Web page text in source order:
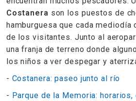
Costanera son los puestos de
hamburguesa que cada
de los visitantes. Junto al
una franja de terreno donde
los niños a ver despegar y
- Costanera: paseo junto al río
- Parque de la Memoria: